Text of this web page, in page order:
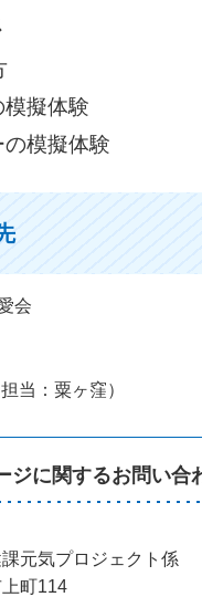
擬体験
模擬体験
会
当：粟ヶ窪）
ジに関するお問い合
元気プロジェクト係
町114